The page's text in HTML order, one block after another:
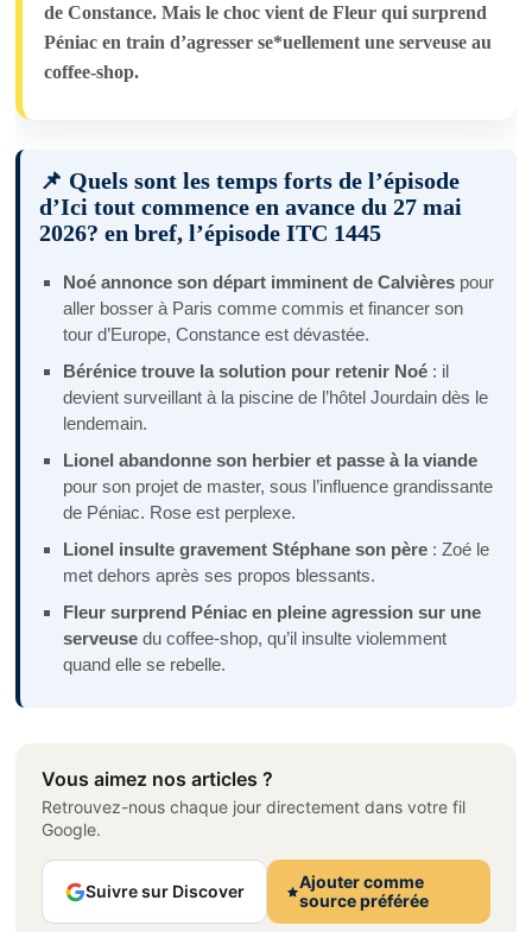
de Constance. Mais le choc vient de Fleur qui surprend
Péniac en train d’agresser se*uellement une serveuse au
coffee-shop.
📌 Quels sont les temps forts de l’épisode
d’Ici tout commence en avance du 27 mai
2026? en bref, l’épisode ITC 1445
Noé annonce son départ imminent de Calvières pour
aller bosser à Paris comme commis et financer son
tour d’Europe, Constance est dévastée.
Bérénice trouve la solution pour retenir Noé : il
devient surveillant à la piscine de l’hôtel Jourdain dès le
lendemain.
Lionel abandonne son herbier et passe à la viande
pour son projet de master, sous l’influence grandissante
de Péniac. Rose est perplexe.
Lionel insulte gravement Stéphane son père : Zoé le
met dehors après ses propos blessants.
Fleur surprend Péniac en pleine agression sur une
serveuse du coffee-shop, qu’il insulte violemment
quand elle se rebelle.
Vous aimez nos articles ?
Retrouvez-nous chaque jour directement dans votre fil
Google.
Suivre sur Discover
Ajouter comme
source préférée